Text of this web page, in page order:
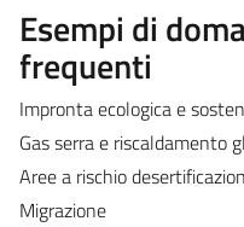
Esempi di
frequenti
Impronta ecologica e
Gas serra e riscaldamento
Aree a rischio
Migrazione